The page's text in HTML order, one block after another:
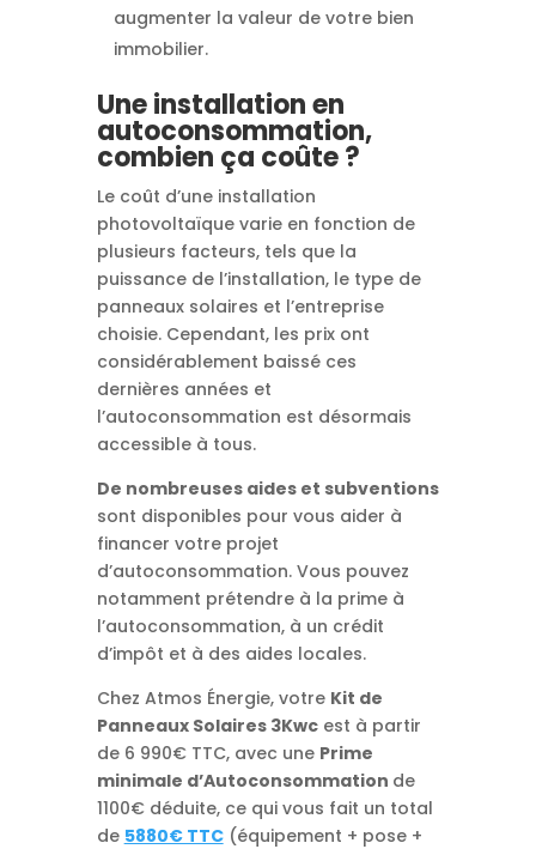
augmenter la valeur de votre bien
immobilier.
Une installation en
autoconsommation,
combien ça coûte ?
Le coût d’une installation
photovoltaïque varie en fonction de
plusieurs facteurs, tels que la
puissance de l’installation, le type de
panneaux solaires et l’entreprise
choisie. Cependant, les prix ont
considérablement baissé ces
dernières années et
l’autoconsommation est désormais
accessible à tous.
De nombreuses aides et subventions
sont disponibles pour vous aider à
financer votre projet
d’autoconsommation. Vous pouvez
notamment prétendre à la prime à
l’autoconsommation, à un crédit
d’impôt et à des aides locales.
Chez Atmos Énergie, votre Kit de
Panneaux Solaires 3Kwcest à partir
de 6 990€ TTC, avec une Prime
minimale d’Autoconsommation de
1100€ déduite, ce qui vous fait un total
de 5880€ TTC(équipement + pose +